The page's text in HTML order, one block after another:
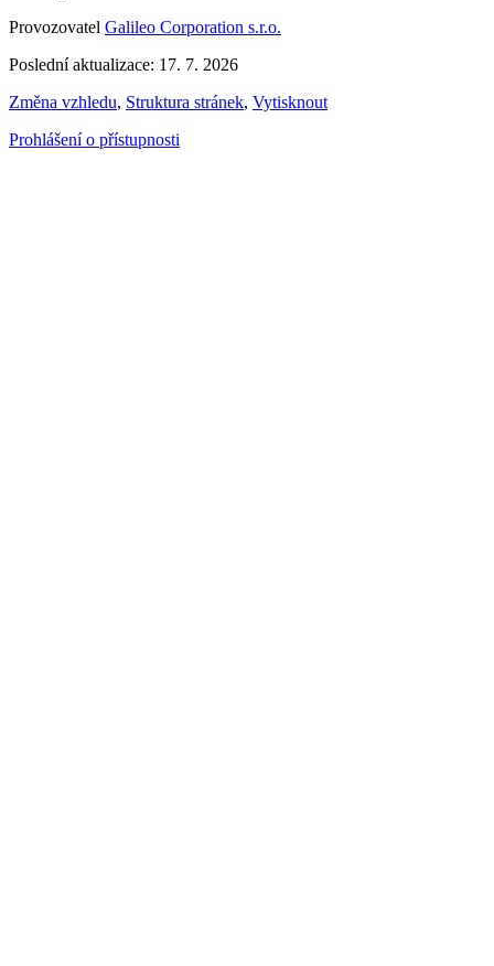
Provozovatel Galileo Corporation s.r.o.
Poslední aktualizace: 17. 7. 2026
Změna vzhledu, Struktura stránek, Vytisknout
Prohlášení o přístupnosti